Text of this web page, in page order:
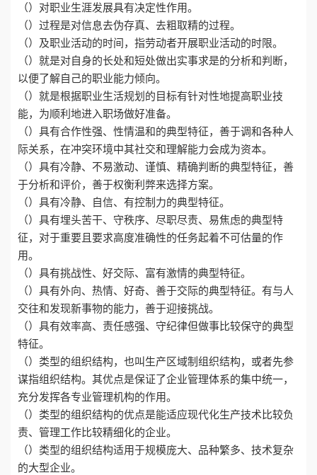
（）对职业生涯发展具有决定性作用。
（）过程是对信息去伪存真、去粗取精的过程。
（）及职业活动的时间，指劳动者开展职业活动的时限。
（）就是对自身的长处和短处做出实事求是的分析和判断，
以便了解自己的职业能力倾向。
（）就是根据职业生活规划的目标有针对性地提高职业技
能，为顺利地进入职场做好准备。
（）具有合作性强、性情温和的典型特征，善于调和各种人
际关系，在冲突环境中其社交和理解能力会成为资本。
（）具有冷静、不易激动、谨慎、精确判断的典型特征，善
于分析和评价，善于权衡利弊来选择方案。
（）具有冷静、自信、有控制力的典型特征。
（）具有埋头苦干、守秩序、尽职尽责、易焦虑的典型特
征，对于重要且要求高度准确性的任务起着不可估量的作
用。
（）具有挑战性、好交际、富有激情的典型特征。
（）具有外向、热情、好奇、善于交际的典型特征。有与人
交往和发现新事物的能力，善于迎接挑战。
（）具有效率高、责任感强、守纪律但做事比较保守的典型
特征。
（）类型的组织结构，也叫生产区域制组织结构，或者先参
谋指组织结构。其优点是保证了企业管理体系的集中统一，
充分发挥各专业管理机构的作用。
（）类型的组织结构的优点是能适应现代化生产技术比较负
责、管理工作比较精细化的企业。
（）类型的组织结构适用于规模庞大、品种繁多、技术复杂
的大型企业。